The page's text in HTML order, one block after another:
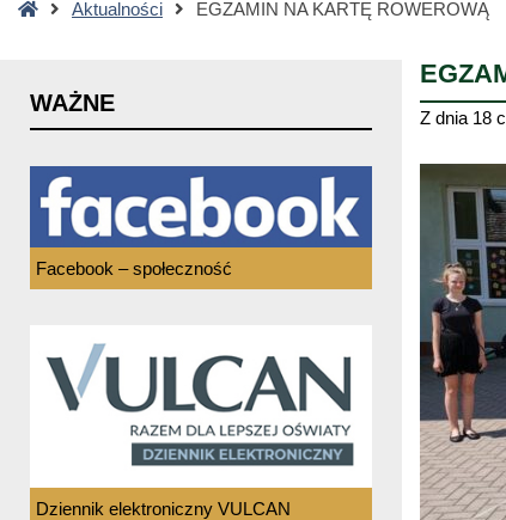
StronaAktualności EGZAMIN NA KARTĘ ROWEROWĄ
Z dnia 18
WAŻNE
Facebook – społeczność
Dziennik elektroniczny VULCAN